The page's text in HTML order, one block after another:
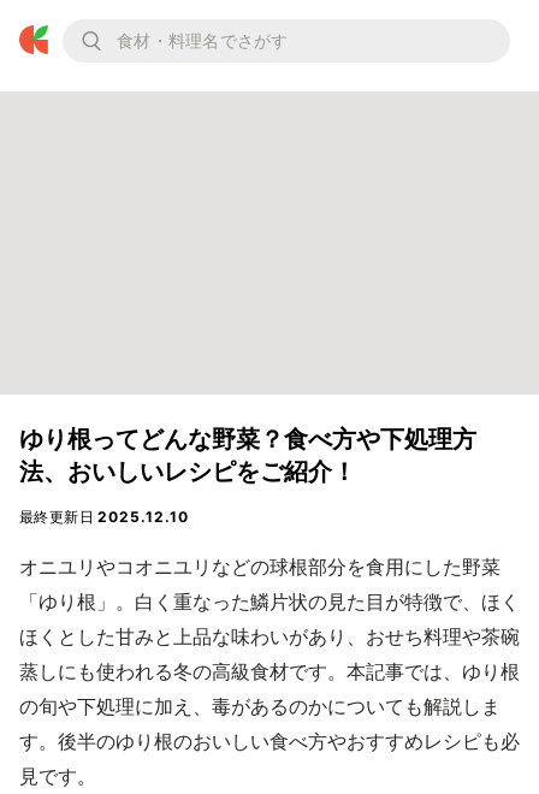
ゆり根ってどんな野菜？食べ方や下処理方
法、おいしいレシピをご紹介！
最終更新日2025.12.10
オニユリやコオニユリなどの球根部分を食用にした野菜
「ゆり根」。白く重なった鱗片状の見た目が特徴で、ほく
ほくとした甘みと上品な味わいがあり、おせち料理や茶碗
蒸しにも使われる冬の高級食材です。本記事では、ゆり根
の旬や下処理に加え、毒があるのかについても解説しま
す。後半のゆり根のおいしい食べ方やおすすめレシピも必
見です。